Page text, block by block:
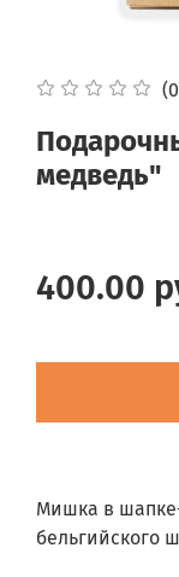
медведь"
400.00
Мишка в
бельгийского